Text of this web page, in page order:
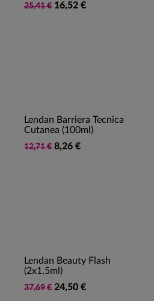
25,41 € 16,52 €
Lendan Barriera Tecnica
Cutanea (100ml)
12,71 € 8,26 €
Lendan Beauty Flash
(2x1,5ml)
37,69 € 24,50 €